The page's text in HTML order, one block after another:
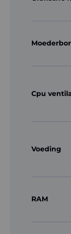
Cpu
Voeding
RAM